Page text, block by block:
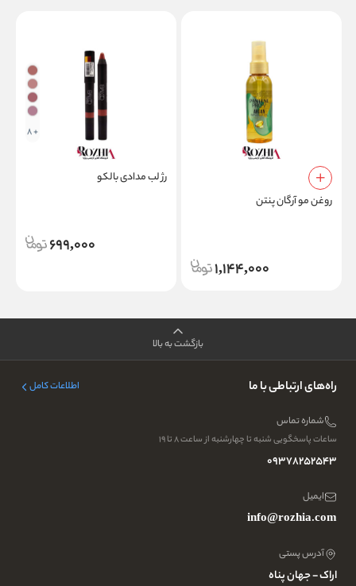
روغن مو آرگان پنتن
1,144,000
+ 8
رژ لب مدادی بالکو
699,000
بازگشت به بالا
راه‌های ارتباطی با ما اطلاعات کامل
شماره تماس
ساعات پاسخگویی شنبه تا چهارشنبه از ساعت ۸ تا ۱۹
09378252543
ایمیل
info@rozhia.com
آدرس پستی
اراک - جهان پناه